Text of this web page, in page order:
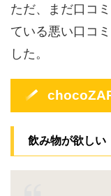
ただ、まだ口コ
ている悪い口コ
した。
飲み物が欲しい